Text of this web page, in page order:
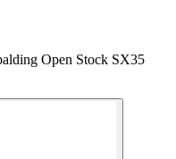
Open Stock SX35